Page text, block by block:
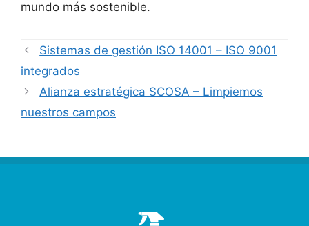
mundo más sostenible.
Sistemas de gestión ISO 14001 – ISO 9001
integrados
Alianza estratégica SCOSA – Limpiemos
nuestros campos